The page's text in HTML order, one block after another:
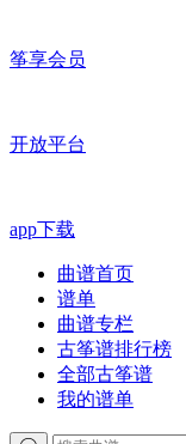
筝享会员
开放平台
app下载
曲谱首页
谱单
曲谱专栏
古筝谱排行榜
全部古筝谱
我的谱单